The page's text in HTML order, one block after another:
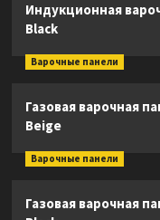
Индукционная
Black
Варочные панели
Газовая варочная
Beige
Варочные панели
Газовая варочная